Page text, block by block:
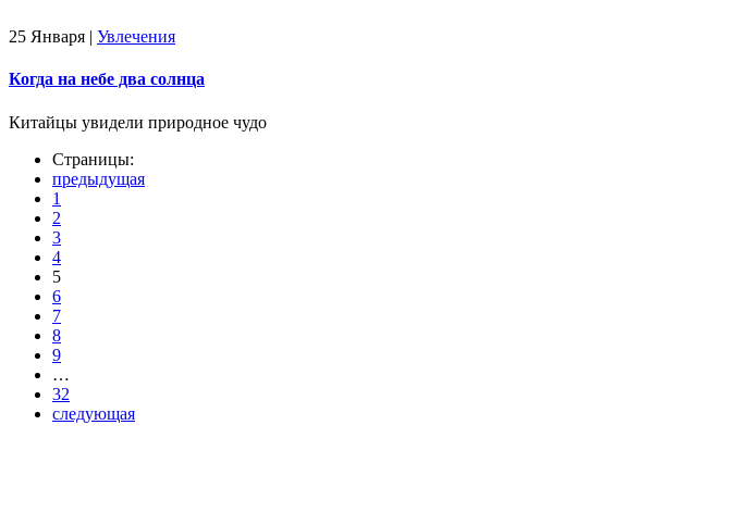
25 Января | Увлечения
Когда на небе два солнца
Китайцы увидели природное чудо
Страницы:
предыдущая
1
2
3
4
5
6
7
8
9
…
32
следующая